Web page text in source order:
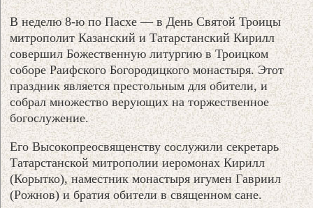
В неделю 8-ю по Пасхе — в День Святой Троицы
митрополит Казанский и Татарстанский Кирилл
совершил Божественную литургию в Троицком
соборе Раифского Богородицкого монастыря. Этот
праздник является престольным для обители, и
собрал множество верующих на торжественное
богослужение.
Его Высокопреосвященству сослужили секретарь
Татарстанской митрополии иеромонах Кирилл
(Корытко), наместник монастыря игумен Гавриил
(Рожнов) и братия обители в священном сане.